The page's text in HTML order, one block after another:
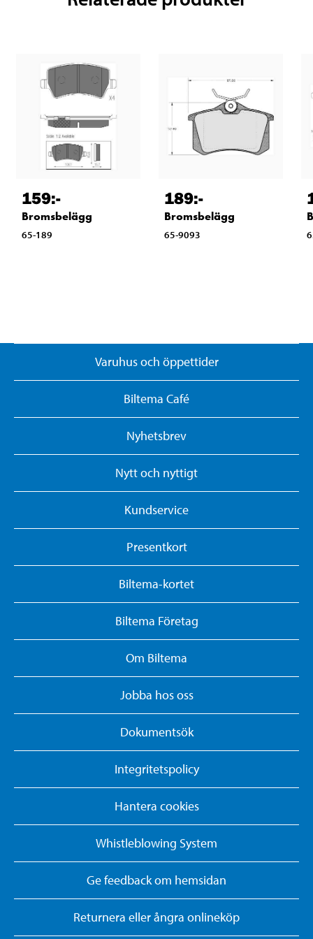
159:-
Bromsbelägg
65-189
189:-
Bromsbelägg
65-9093
Varuhus och öppettider
Biltema Café
Nyhetsbrev
Nytt och nyttigt
Kundservice
Presentkort
Biltema-kortet
Biltema Företag
Om Biltema
Jobba hos oss
Dokumentsök
Integritetspolicy
Hantera cookies
Whistleblowing System
Ge feedback om hemsidan
Returnera eller ångra onlineköp